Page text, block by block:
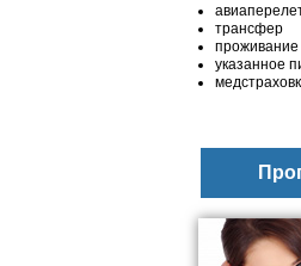
трансфер
проживание
указанное